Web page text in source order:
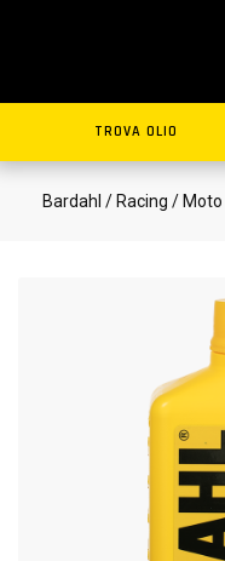
TROVA OLIO
Bardahl / Racing / Moto